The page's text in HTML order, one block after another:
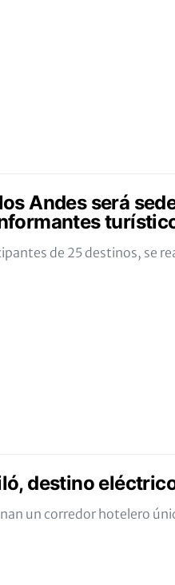
Andes será
de 25 destinos, se
destino
un corredor hotelero